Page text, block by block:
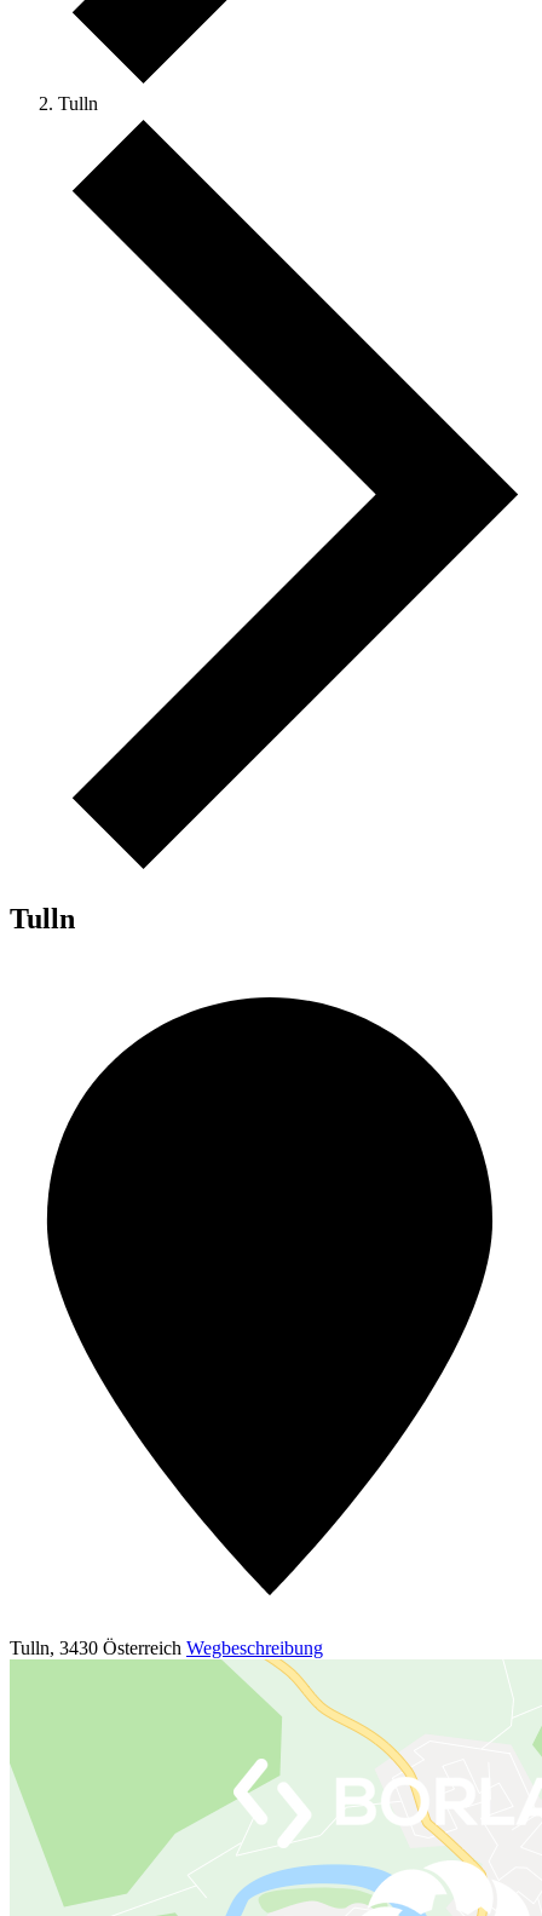
Tulln
Tulln
Tulln, 3430 Österreich Wegbeschreibung